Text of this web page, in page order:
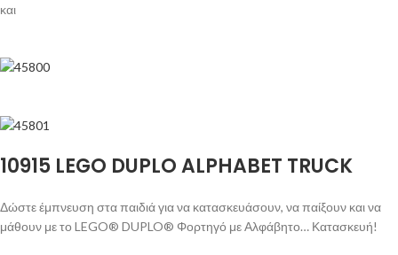
και
10915 LEGO DUPLO ALPHABET TRUCK
Δώστε έμπνευση στα παιδιά για να κατασκευάσουν, να παίξουν και να
μάθουν με το LEGO® DUPLO® Φορτηγό με Αλφάβητο… Κατασκευή!